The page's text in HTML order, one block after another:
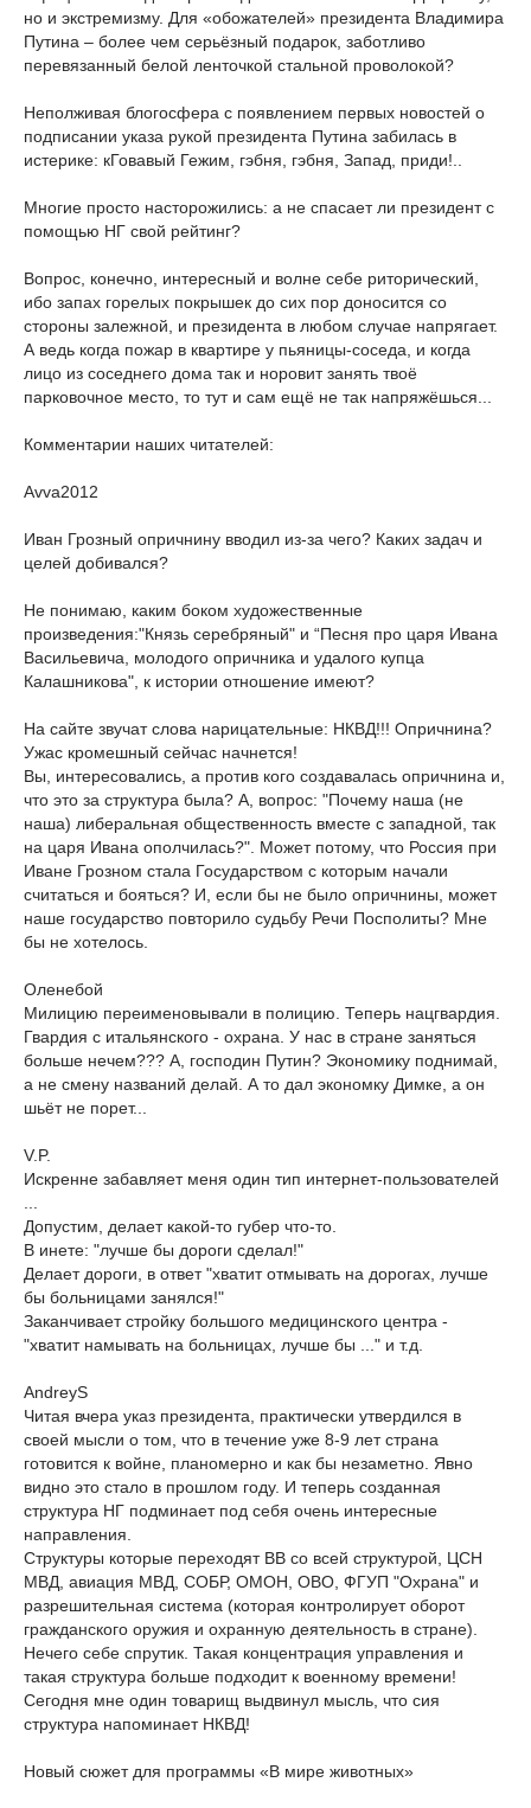
но и экстремизму. Для «обожателей» президента Владимира
Путина – более чем серьёзный подарок, заботливо
перевязанный белой ленточкой стальной проволокой?
Неполживая блогосфера с появлением первых новостей о
подписании указа рукой президента Путина забилась в
истерике: кГовавый Гежим, гэбня, гэбня, Запад, приди!..
Многие просто насторожились: а не спасает ли президент с
помощью НГ свой рейтинг?
Вопрос, конечно, интересный и волне себе риторический,
ибо запах горелых покрышек до сих пор доносится со
стороны залежной, и президента в любом случае напрягает.
А ведь когда пожар в квартире у пьяницы-соседа, и когда
лицо из соседнего дома так и норовит занять твоё
парковочное место, то тут и сам ещё не так напряжёшься...
Комментарии наших читателей:
Avva2012
Иван Грозный опричнину вводил из-за чего? Каких задач и
целей добивался?
Не понимаю, каким боком художественные
произведения:"Князь серебряный" и “Песня про царя Ивана
Васильевича, молодого опричника и удалого купца
Калашникова", к истории отношение имеют?
На сайте звучат слова нарицательные: НКВД!!! Опричнина?
Ужас кромешный сейчас начнется!
Вы, интересовались, а против кого создавалась опричнина и,
что это за структура была? А, вопрос: "Почему наша (не
наша) либеральная общественность вместе с западной, так
на царя Ивана ополчилась?". Может потому, что Россия при
Иване Грозном стала Государством с которым начали
считаться и бояться? И, если бы не было опричнины, может
наше государство повторило судьбу Речи Посполиты? Мне
бы не хотелось.
Оленебой
Милицию переименовывали в полицию. Теперь нацгвардия.
Гвардия с итальянского - охрана. У нас в стране заняться
больше нечем??? А, господин Путин? Экономику поднимай,
а не смену названий делай. А то дал экономку Димке, а он
шьёт не порет...
V.P.
Искренне забавляет меня один тип интернет-пользователей
Допустим, делает какой-то губер что-то.
В инете: "лучше бы дороги сделал!"
Делает дороги, в ответ "хватит отмывать на дорогах, лучше
бы больницами занялся!"
Заканчивает стройку большого медицинского центра -
"хватит намывать на больницах, лучше бы ..." и т.д.
AndreyS
Читая вчера указ президента, практически утвердился в
своей мысли о том, что в течение уже 8-9 лет страна
готовится к войне, планомерно и как бы незаметно. Явно
видно это стало в прошлом году. И теперь созданная
структура НГ подминает под себя очень интересные
направления.
Структуры которые переходят ВВ со всей структурой, ЦСН
МВД, авиация МВД, СОБР, ОМОН, ОВО, ФГУП "Охрана" и
разрешительная система (которая контролирует оборот
гражданского оружия и охранную деятельность в стране).
Нечего себе спрутик. Такая концентрация управления и
такая структура больше подходит к военному времени!
Сегодня мне один товарищ выдвинул мысль, что сия
структура напоминает НКВД!
Новый сюжет для программы «В мире животных»